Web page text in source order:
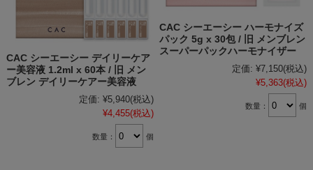
CAC シーエーシー デイリーケア
ー美容液 1.2ml x 60本 / 旧 メン
ブレン デイリーケアー美容液
定価: ¥5,940(税込)
¥4,455(税込)
数量： 個
CAC シーエーシー ハーモナイズ
パック 5g x 30包 / 旧 メンブレン
スーパーパックハーモナイザー
定価: ¥7,150(税込)
¥5,363(税込)
数量： 個